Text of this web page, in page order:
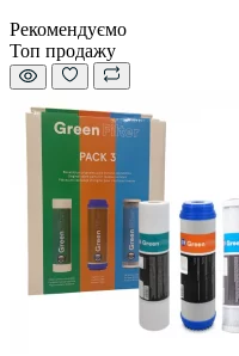
Рекомендуємо
Топ продажу